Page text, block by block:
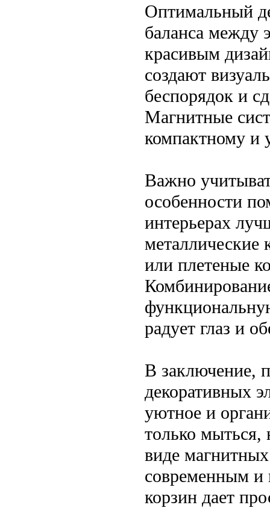
Оптимальный
баланса между
красивым
создают
беспорядок и
Магнитные
компактному и
Важно
особенности
интерьерах
или плетеные
радует глаз и
В заключение,
декоративных
уютное и
только
виде
современным и
корзин дает